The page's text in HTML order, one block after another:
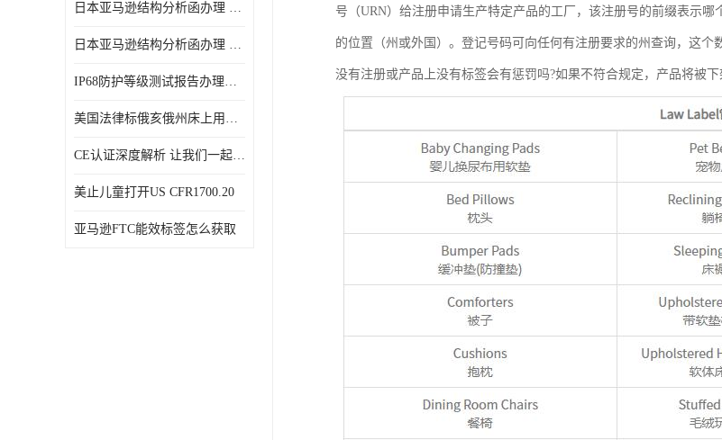
日本亚马逊结构分析函办理 日本亚马逊 热水壶等；
日本亚马逊结构分析函办理 日本亚马逊 果汁搅拌机
IP68防护等级测试报告办理标准要求
美国法律标俄亥俄州床上用品许可证讲解！
CE认证深度解析 让我们一起来认识CE认证
美止儿童打开US CFR1700.20
亚马逊FTC能效标签怎么获取
号（URN）给注册申请生产特定产品的工厂，该注册号的前缀表示
的位置（州或外国）。登记号码可向任何有注册要求的州查询，这个
没有注册或产品上没有标签会有惩罚吗?如果不符合规定，产品将被下